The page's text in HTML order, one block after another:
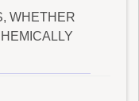
WHETHER